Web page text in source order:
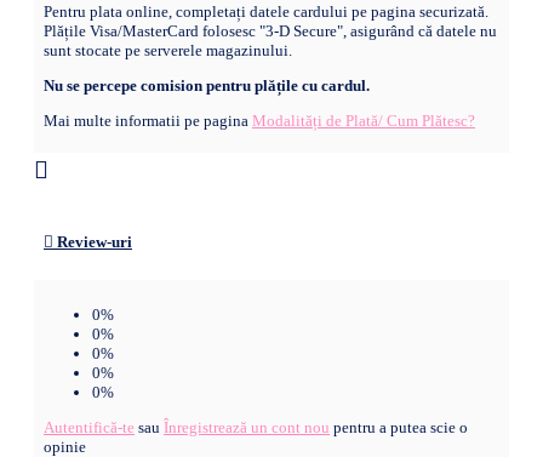
Pentru plata online, completați datele cardului pe pagina securizată.
Plățile Visa/MasterCard folosesc "3-D Secure", asigurând că datele nu
sunt stocate pe serverele magazinului.
Nu se percepe comision pentru plățile cu cardul.
Mai multe informatii pe pagina Modalități de Plată/ Cum Plătesc?
Review-uri
0%
0%
0%
0%
0%
Autentifică-te sau Înregistrează un cont nou pentru a putea scie o
opinie